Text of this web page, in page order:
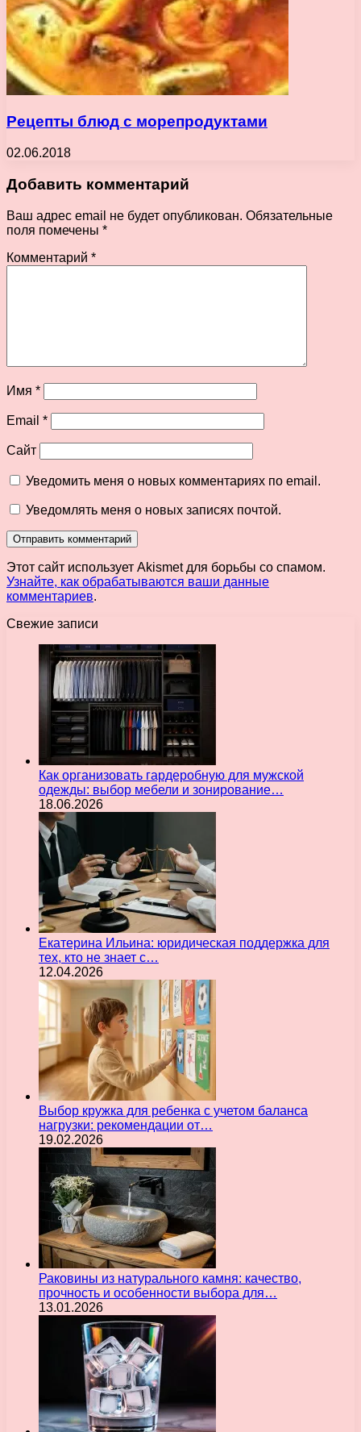
Рецепты блюд с морепродуктами
02.06.2018
Добавить комментарий
Ваш адрес email не будет опубликован. Обязательные
поля помечены *
Комментарий *
Имя *
Email *
Сайт
Уведомить меня о новых комментариях по email.
Уведомлять меня о новых записях почтой.
Этот сайт использует Akismet для борьбы со спамом.
Узнайте, как обрабатываются ваши данные
комментариев.
Свежие записи
Как организовать гардеробную для мужской
одежды: выбор мебели и зонирование…
18.06.2026
Екатерина Ильина: юридическая поддержка для
тех, кто не знает с…
12.04.2026
Выбор кружка для ребенка с учетом баланса
нагрузки: рекомендации от…
19.02.2026
Раковины из натурального камня: качество,
прочность и особенности выбора для…
13.01.2026